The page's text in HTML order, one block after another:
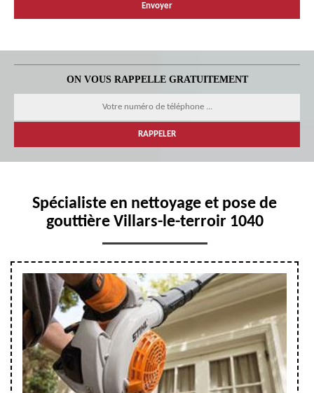
ON VOUS RAPPELLE GRATUITEMENT
Spécialiste en nettoyage et pose de
gouttière Villars-le-terroir 1040